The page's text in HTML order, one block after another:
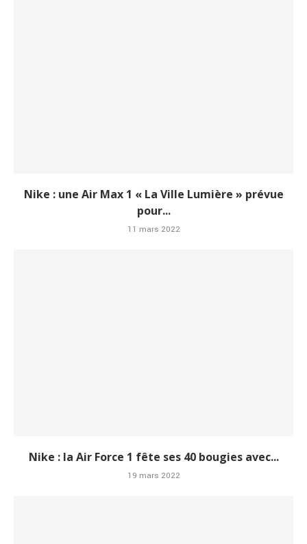
Nike : une Air Max 1 « La Ville Lumière » prévue
pour...
11 mars 2022
Nike : la Air Force 1 fête ses 40 bougies avec...
19 mars 2022